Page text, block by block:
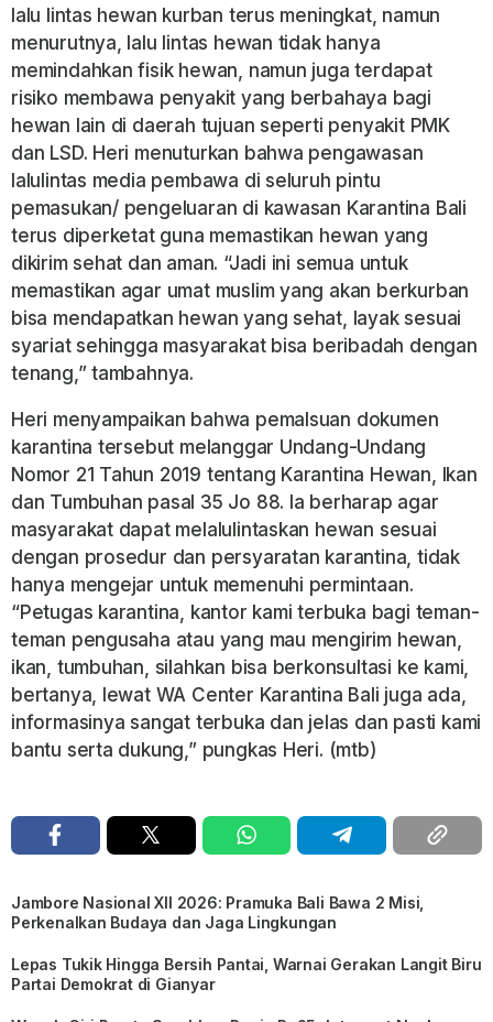
lalu lintas hewan kurban terus meningkat, namun
menurutnya, lalu lintas hewan tidak hanya
memindahkan fisik hewan, namun juga terdapat
risiko membawa penyakit yang berbahaya bagi
hewan lain di daerah tujuan seperti penyakit PMK
dan LSD. Heri menuturkan bahwa pengawasan
lalulintas media pembawa di seluruh pintu
pemasukan/ pengeluaran di kawasan Karantina Bali
terus diperketat guna memastikan hewan yang
dikirim sehat dan aman. “Jadi ini semua untuk
memastikan agar umat muslim yang akan berkurban
bisa mendapatkan hewan yang sehat, layak sesuai
syariat sehingga masyarakat bisa beribadah dengan
tenang,” tambahnya.
Heri menyampaikan bahwa pemalsuan dokumen
karantina tersebut melanggar Undang-Undang
Nomor 21 Tahun 2019 tentang Karantina Hewan, Ikan
dan Tumbuhan pasal 35 Jo 88. Ia berharap agar
masyarakat dapat melalulintaskan hewan sesuai
dengan prosedur dan persyaratan karantina, tidak
hanya mengejar untuk memenuhi permintaan.
“Petugas karantina, kantor kami terbuka bagi teman-
teman pengusaha atau yang mau mengirim hewan,
ikan, tumbuhan, silahkan bisa berkonsultasi ke kami,
bertanya, lewat WA Center Karantina Bali juga ada,
informasinya sangat terbuka dan jelas dan pasti kami
bantu serta dukung,” pungkas Heri. (mtb)
Jambore Nasional XII 2026: Pramuka Bali Bawa 2 Misi,
Perkenalkan Budaya dan Jaga Lingkungan
Lepas Tukik Hingga Bersih Pantai, Warnai Gerakan Langit Biru
Partai Demokrat di Gianyar